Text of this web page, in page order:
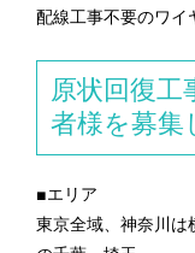
配線工事不要のワイ
原状回復工
者様を募集
■エリア
東京全域、神奈川は